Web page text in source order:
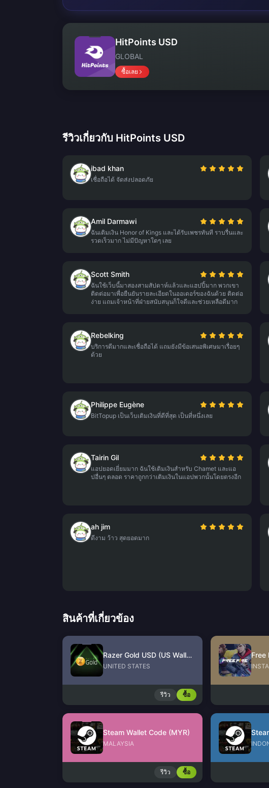
HitPoints USD
GLOBAL
ซื้อเลย
รีวิวเกี่ยวกับ HitPoints USD
ibad khan
เชื่อถือได้ จัดส่งปลอดภัย
Amil Darmawi
ฉันเติมเงิน Honor of Kings และได้รับเพชรทันที ราบรื่นและ
รวดเร็วมาก ไม่มีปัญหาใดๆ เลย
Scott Smith
ฉันใช้เว็บนี้มาสองสามสัปดาห์แล้วและแฮปปี้มาก พวกเขา
ติดต่อมาเพื่อยืนยันรายละเอียดในออเดอร์ของฉันด้วย ติดต่อ
ง่าย แถมเจ้าหน้าที่ฝ่ายสนับสนุนก็ใจดีและช่วยเหลือดีมาก
Rebelking
บริการดีมากและเชื่อถือได้ แถมยังมีข้อเสนอพิเศษมาเรื่อยๆ
ด้วย
Philippe Eugène
BitTopup เป็นเว็บเติมเงินที่ดีที่สุด เป็นที่หนึ่งเลย
Tairin Gil
แอปยอดเยี่ยมมาก ฉันใช้เติมเงินสำหรับ Chamet และแอ
ปอื่นๆ ตลอด ราคาถูกกว่าเติมเงินในแอปพวกนั้นโดยตรงอีก
ah jim
ดีงาม ว้าว สุดยอดมาก
สินค้าที่เกี่ยวข้อง
Razer Gold USD (US Wallet)
UNITED STATES
รีวิว ซื้อ
Steam Wallet Code (MYR)
MALAYSIA
รีวิว ซื้อ